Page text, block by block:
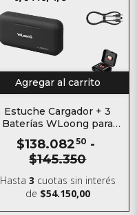
Agregar al carrito
Estuche Cargador + 3
Baterías WLoong para
Osmo Action 3 / 4 / 5 / 6 /
Osmo 360
$138.08250 -
$145.350
Hasta 3 cuotas sin interés
de $54.150,00